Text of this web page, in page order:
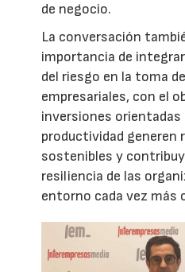
de negocio.
La conversación
importancia de
del riesgo en la toma
empresariales, con el
inversiones orientadas
productividad generen
sostenibles y
resiliencia de las
entorno cada vez más